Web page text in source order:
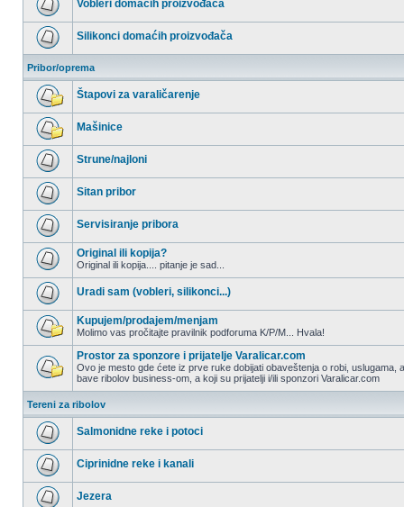
postova
Nema
nepročitanih
postova
Vobleri domaćih proizvođača
Nema
postova
Silikonci domaćih proizvođača
Pribor/oprema
Nema
nepročitanih
postova
Štapovi za varaličarenje
Nema
nepročitanih
postova
Mašinice
Nema
nepročitanih
postova
Strune/najloni
Nema
nepročitanih
postova
Sitan pribor
Nema
nepročitanih
postova
Servisiranje pribora
postova
Original ili kopija?
Original ili kopija.... pitanje je sad...
Nema
nepročitanih
postova
Uradi sam (vobleri, silikonci...)
nepročitanih
postova
Kupujem/prodajem/menjam
Molimo vas pročitajte pravilnik podforuma K/P/M... Hvala!
Nema
nepročitanih
postova
Prostor za sponzore i prijatelje Varalicar.com
Ovo je mesto gde ćete iz prve ruke dobijati obaveštenja o robi, uslugama,
bave ribolov business-om, a koji su prijatelji i/ili sponzori Varalicar.com
Tereni za ribolov
Nema
nepročitanih
postova
Salmonidne reke i potoci
Nema
nepročitanih
postova
Ciprinidne reke i kanali
Jezera